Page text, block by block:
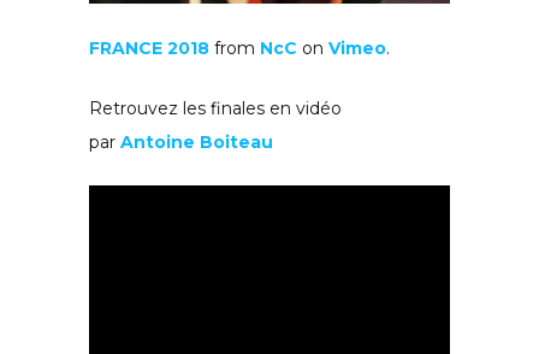
FRANCE 2018 from NcC on Vimeo.
Retrouvez les finales en vidéo
par Antoine Boiteau